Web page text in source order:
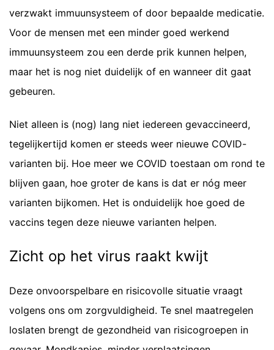
verzwakt immuunsysteem of door bepaalde medicatie.
Voor de mensen met een minder goed werkend
immuunsysteem zou een derde prik kunnen helpen,
maar het is nog niet duidelijk of en wanneer dit gaat
gebeuren.
Niet alleen is (nog) lang niet iedereen gevaccineerd,
tegelijkertijd komen er steeds weer nieuwe COVID-
varianten bij. Hoe meer we COVID toestaan om rond te
blijven gaan, hoe groter de kans is dat er nóg meer
varianten bijkomen. Het is onduidelijk hoe goed de
vaccins tegen deze nieuwe varianten helpen.
Zicht op het virus raakt kwijt
Deze onvoorspelbare en risicovolle situatie vraagt
volgens ons om zorgvuldigheid. Te snel maatregelen
loslaten brengt de gezondheid van risicogroepen in